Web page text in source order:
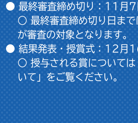
● 最終審査締め切り： 11月7
○ 最終審査締め切り日まで
が審査の対象となります。
● 結果発表・授賞式： 12月
○ 授与される賞については
いて」をご覧ください。